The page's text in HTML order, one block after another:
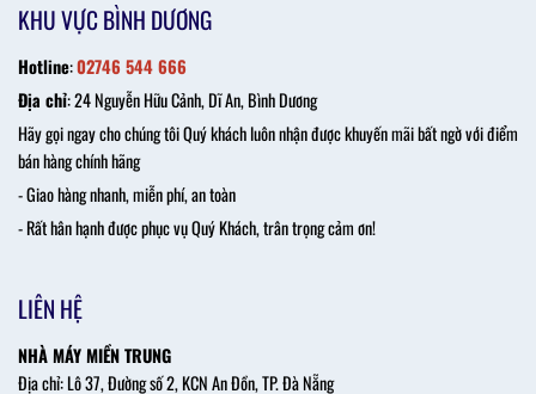
KHU VỰC BÌNH DƯƠNG
Hotline:02746 544 666
Địa chỉ: 24 Nguyễn Hữu Cảnh, Dĩ An, Bình Dương
Hãy gọi ngay cho chúng tôi Quý khách luôn nhận được khuyến mãi bất ngờ với điểm
bán hàng chính hãng
- Giao hàng nhanh, miễn phí, an toàn
- Rất hân hạnh được phục vụ Quý Khách, trân trọng cảm ơn!
LIÊN HỆ
NHÀ MÁY MIỀN TRUNG
Địa chỉ: Lô 37, Đường số 2, KCN An Đồn, TP. Đà Nẵng